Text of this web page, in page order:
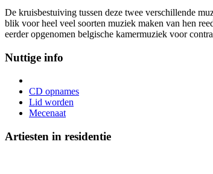
De kruisbestuiving tussen deze twee verschillende
blik voor heel veel soorten muziek maken van hen
eerder opgenomen belgische kamermuziek voor
Nuttige info
CD opnames
Lid worden
Mecenaat
Artiesten in residentie